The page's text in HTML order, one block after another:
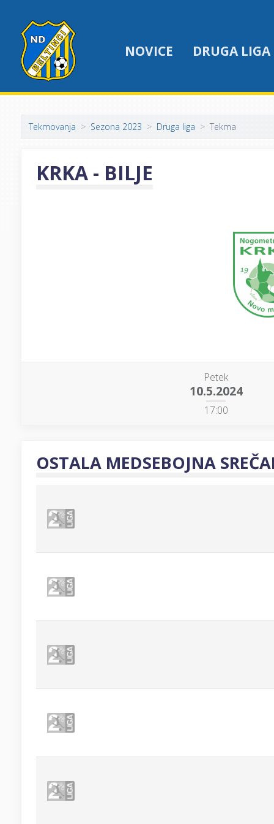
NOVICE DRUGA LIGA
Tekmovanja Sezona 2023 Druga liga Tekma
KRKA - BILJE
Petek
10.5.2024
17:00
OSTALA MEDSEBOJNA